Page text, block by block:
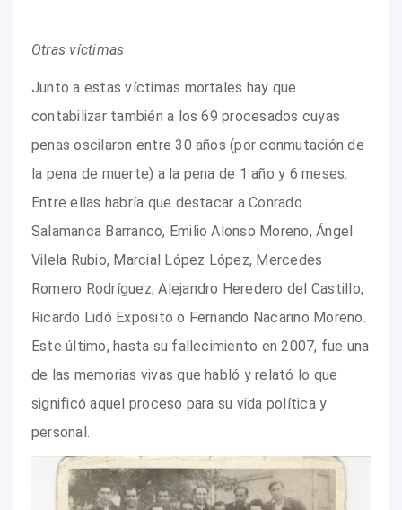
Otras víctimas
Junto a estas víctimas mortales hay que
contabilizar también a los 69 procesados cuyas
penas oscilaron entre 30 años (por conmutación de
la pena de muerte) a la pena de 1 año y 6 meses.
Entre ellas habría que destacar a Conrado
Salamanca Barranco, Emilio Alonso Moreno, Ángel
Vilela Rubio, Marcial López López, Mercedes
Romero Rodríguez, Alejandro Heredero del Castillo,
Ricardo Lidó Expósito o Fernando Nacarino Moreno.
Este último, hasta su fallecimiento en 2007, fue una
de las memorias vivas que habló y relató lo que
significó aquel proceso para su vida política y
personal.